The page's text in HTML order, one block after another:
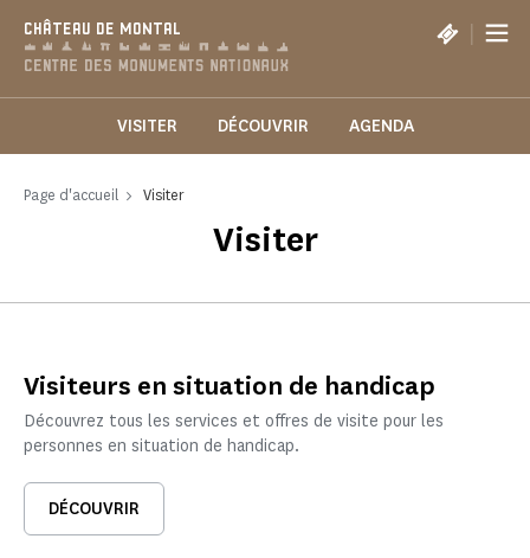
CHÂTEAU DE MONTAL |
VISITER DÉCOUVRIR AGENDA
Page d'accueil Visiter
Visiter
Visiteurs en situation de handicap
Découvrez tous les services et offres de visite pour les
personnes en situation de handicap.
DÉCOUVRIR